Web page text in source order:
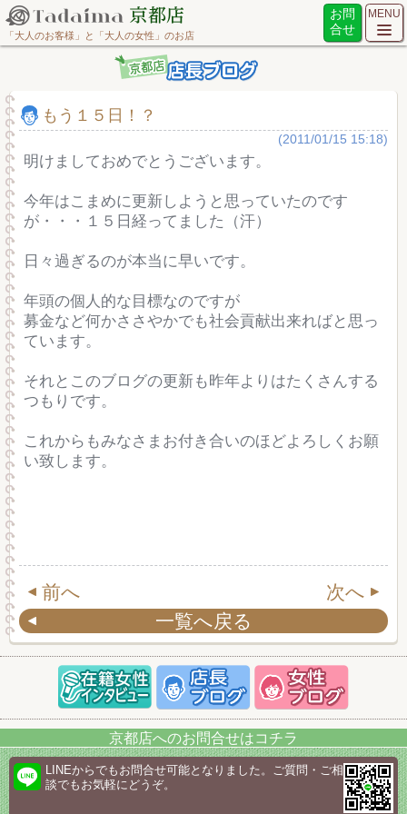
「大人のお客様」と「大人の女性」のお店
お問
合せ
MENU
もう１５日！？
(2011/01/15 15:18)
明けましておめでとうございます。
今年はこまめに更新しようと思っていたのです
が・・・１５日経ってました（汗）
日々過ぎるのが本当に早いです。
年頭の個人的な目標なのですが
募金など何かささやかでも社会貢献出来ればと思っ
ています。
それとこのブログの更新も昨年よりはたくさんする
つもりです。
これからもみなさまお付き合いのほどよろしくお願
い致します。
前へ
次へ
一覧へ戻る
京都店へのお問合せはコチラ
LINEからでもお問合せ可能となりました。ご質問・ご相
談でもお気軽にどうぞ。